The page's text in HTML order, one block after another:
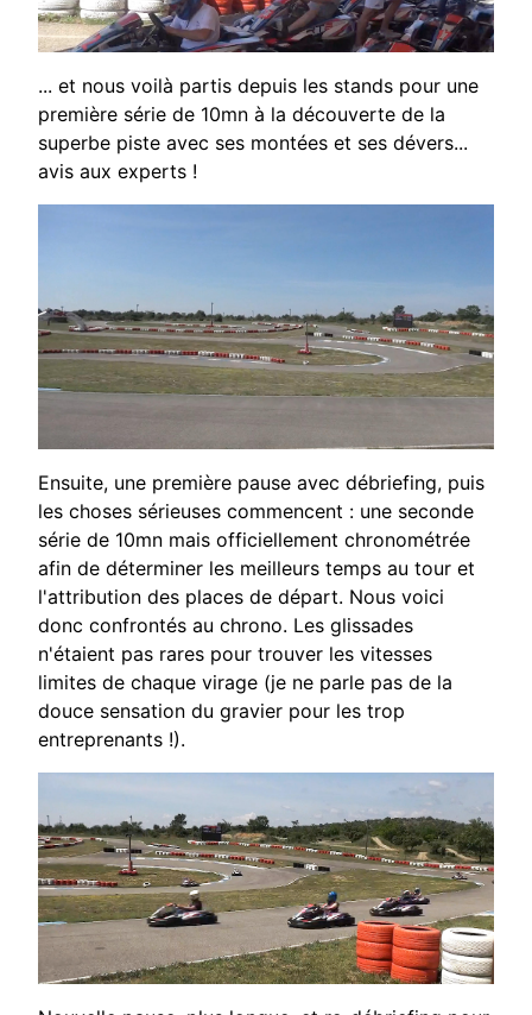
... et nous voilà partis depuis les stands pour une
première série de 10mn à la découverte de la
superbe piste avec ses montées et ses dévers...
avis aux experts !
Ensuite, une première pause avec débriefing, puis
les choses sérieuses commencent : une seconde
série de 10mn mais officiellement chronométrée
afin de déterminer les meilleurs temps au tour et
l'attribution des places de départ. Nous voici
donc confrontés au chrono. Les glissades
n'étaient pas rares pour trouver les vitesses
limites de chaque virage (je ne parle pas de la
douce sensation du gravier pour les trop
entreprenants !).